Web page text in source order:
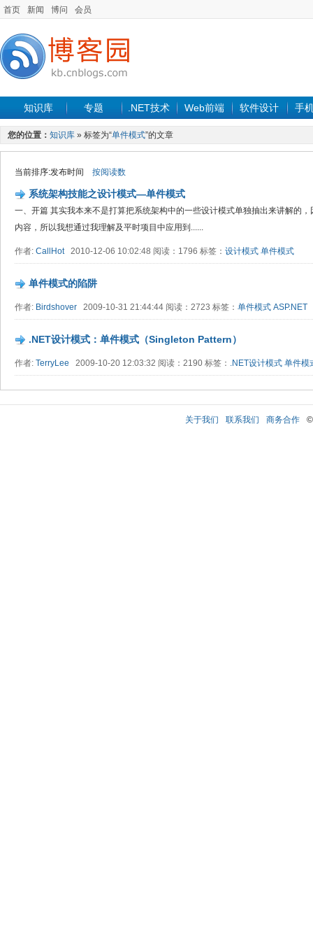
首页 新闻 博问 会员
知识库 专题 .NET技术 Web前端 软件设计 手
您的位置： 知识库 » 标签为“单件模式”的文章
当前排序:发布时间 按阅读数
系统架构技能之设计模式—单件模式
一、开篇 其实我本来不是打算把系统架构中的一些设计模式单独抽出来讲解的
内容，所以我想通过我理解及平时项目中应用到......
作者: CallHot2010-12-06 10:02:48 阅读：1796 标签： 设计模式 单件模式
单件模式的陷阱
作者: Birdshover 2009-10-31 21:44:44 阅读：2723 标签： 单件模式 ASP.NET
.NET设计模式：单件模式（Singleton Pattern）
作者: TerryLee 2009-10-20 12:03:32 阅读：2190 标签： .NET设计模式 单件模
关于我们 联系我们 商务合作